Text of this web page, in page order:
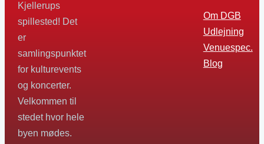
Kjellerups
spillested! Det
er
samlingspunktet
for kulturevents
og koncerter.
Velkommen til
stedet hvor hele
byen mødes.
Om DGB
Udlejning
Venuespec.
Blog